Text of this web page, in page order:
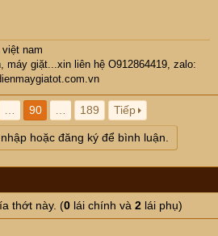
nam
máy giặt...xin liên hệ O912864419, zalo:
90 189 Tiếp
hoặc đăng ký để bình luận.
thớt này. (0 lái chính và 2 lái phụ)